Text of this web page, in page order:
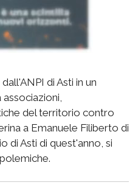
di Asti in un
del territorio contro
a Emanuele Filiberto di
di Asti di quest'anno, si